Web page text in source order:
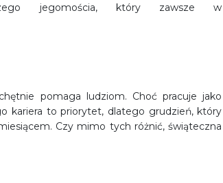
jegomościa, który zawsze w
pomaga ludziom. Choć pracuje jako
kariera to priorytet, dlatego grudzień, który
Czy mimo tych różnić, świąteczna